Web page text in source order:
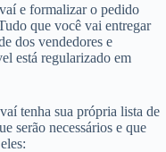
e formalizar o pedido
que você vai entregar
dos vendedores e
está regularizado em
tenha sua própria lista de
serão necessários e que